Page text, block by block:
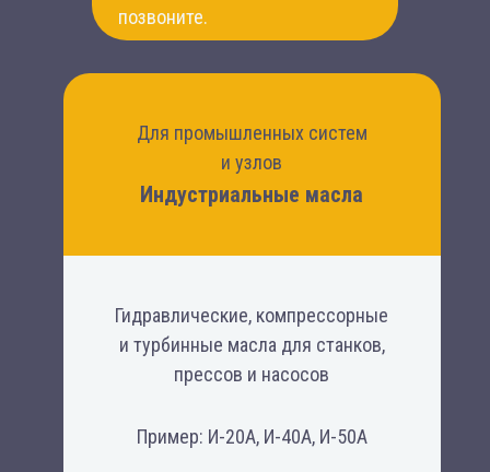
Для промышленных систем
и узлов
Индустриальные масла
Гидравлические, компрессорные
и турбинные масла для станков,
прессов и насосов
Пример: И-20А, И-40А, И-50А
позвоните.